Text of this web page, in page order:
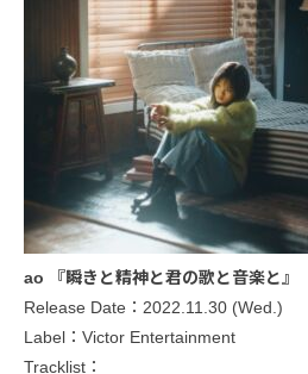
ao 『瞬きと精神と君の歌と音楽と』
Release Date：2022.11.30 (Wed.)
Label：Victor Entertainment
Tracklist：